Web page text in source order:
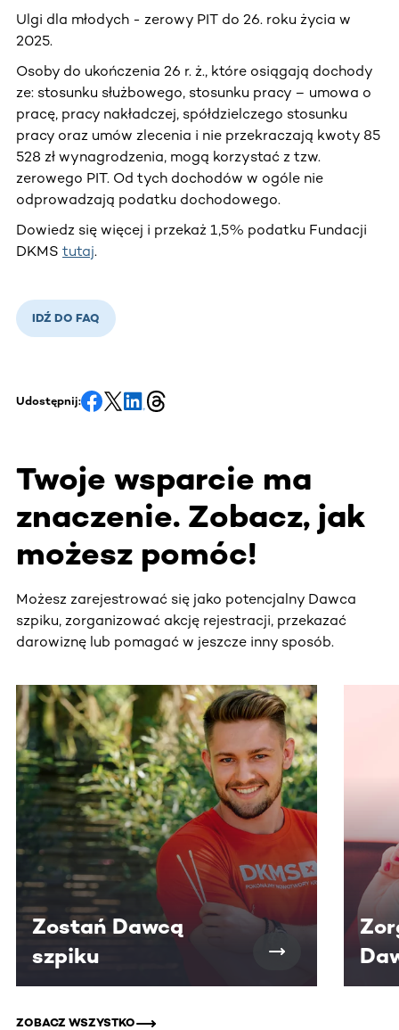
Ulgi dla młodych - zerowy PIT do 26. roku życia w
2025.
Osoby do ukończenia 26 r. ż., które osiągają dochody
ze: stosunku służbowego, stosunku pracy – umowa o
pracę, pracy nakładczej, spółdzielczego stosunku
pracy oraz umów zlecenia i nie przekraczają kwoty 85
528 zł wynagrodzenia, mogą korzystać z tzw.
zerowego PIT. Od tych dochodów w ogóle nie
odprowadzają podatku dochodowego.
Dowiedz się więcej i przekaż 1,5% podatku Fundacji
DKMS tutaj.
IDŹ DO FAQ
Udostępnij:
Twoje wsparcie ma
znaczenie. Zobacz, jak
możesz pomóc!
Możesz zarejestrować się jako potencjalny Dawca
szpiku, zorganizować akcję rejestracji, przekazać
darowiznę lub pomagać w jeszcze inny sposób.
Ta sekcja zawiera treści przewijane w poziomie. Użyj
Zostań Dawcą
szpiku
ZOBACZ WSZYSTKO